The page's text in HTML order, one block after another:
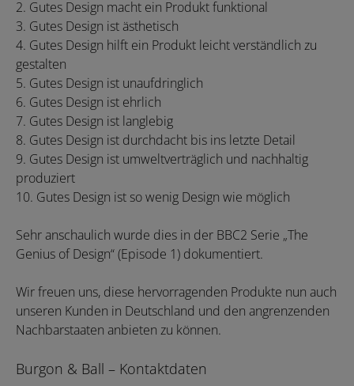
2. Gutes Design macht ein Produkt funktional
3. Gutes Design ist ästhetisch
4. Gutes Design hilft ein Produkt leicht verständlich zu
gestalten
5. Gutes Design ist unaufdringlich
6. Gutes Design ist ehrlich
7. Gutes Design ist langlebig
8. Gutes Design ist durchdacht bis ins letzte Detail
9. Gutes Design ist umweltverträglich und nachhaltig
produziert
10. Gutes Design ist so wenig Design wie möglich
Sehr anschaulich wurde dies in der BBC2 Serie „The
Genius of Design“ (Episode 1) dokumentiert.
Wir freuen uns, diese hervorragenden Produkte nun auch
unseren Kunden in Deutschland und den angrenzenden
Nachbarstaaten anbieten zu können.
Burgon & Ball – Kontaktdaten